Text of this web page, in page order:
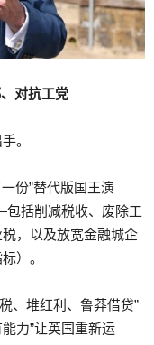
对抗工党
。
份”替代版国王演
括削减税收、废除工
，以及放宽金融城企
）。
、堆红利、鲁莽借贷”
力”让英国重新运